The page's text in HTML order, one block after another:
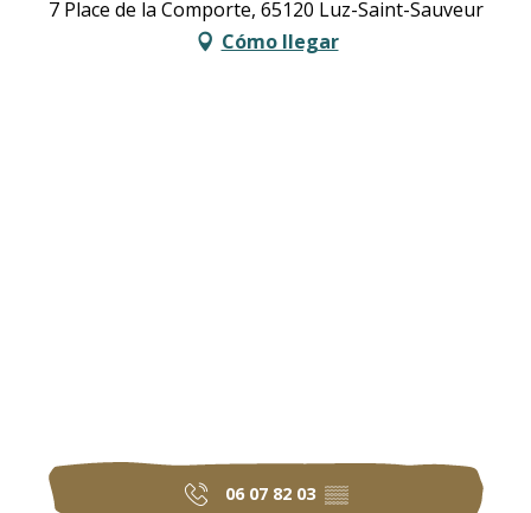
7 Place de la Comporte, 65120 Luz-Saint-Sauveur
Cómo llegar
06 07 82 03 ▒▒